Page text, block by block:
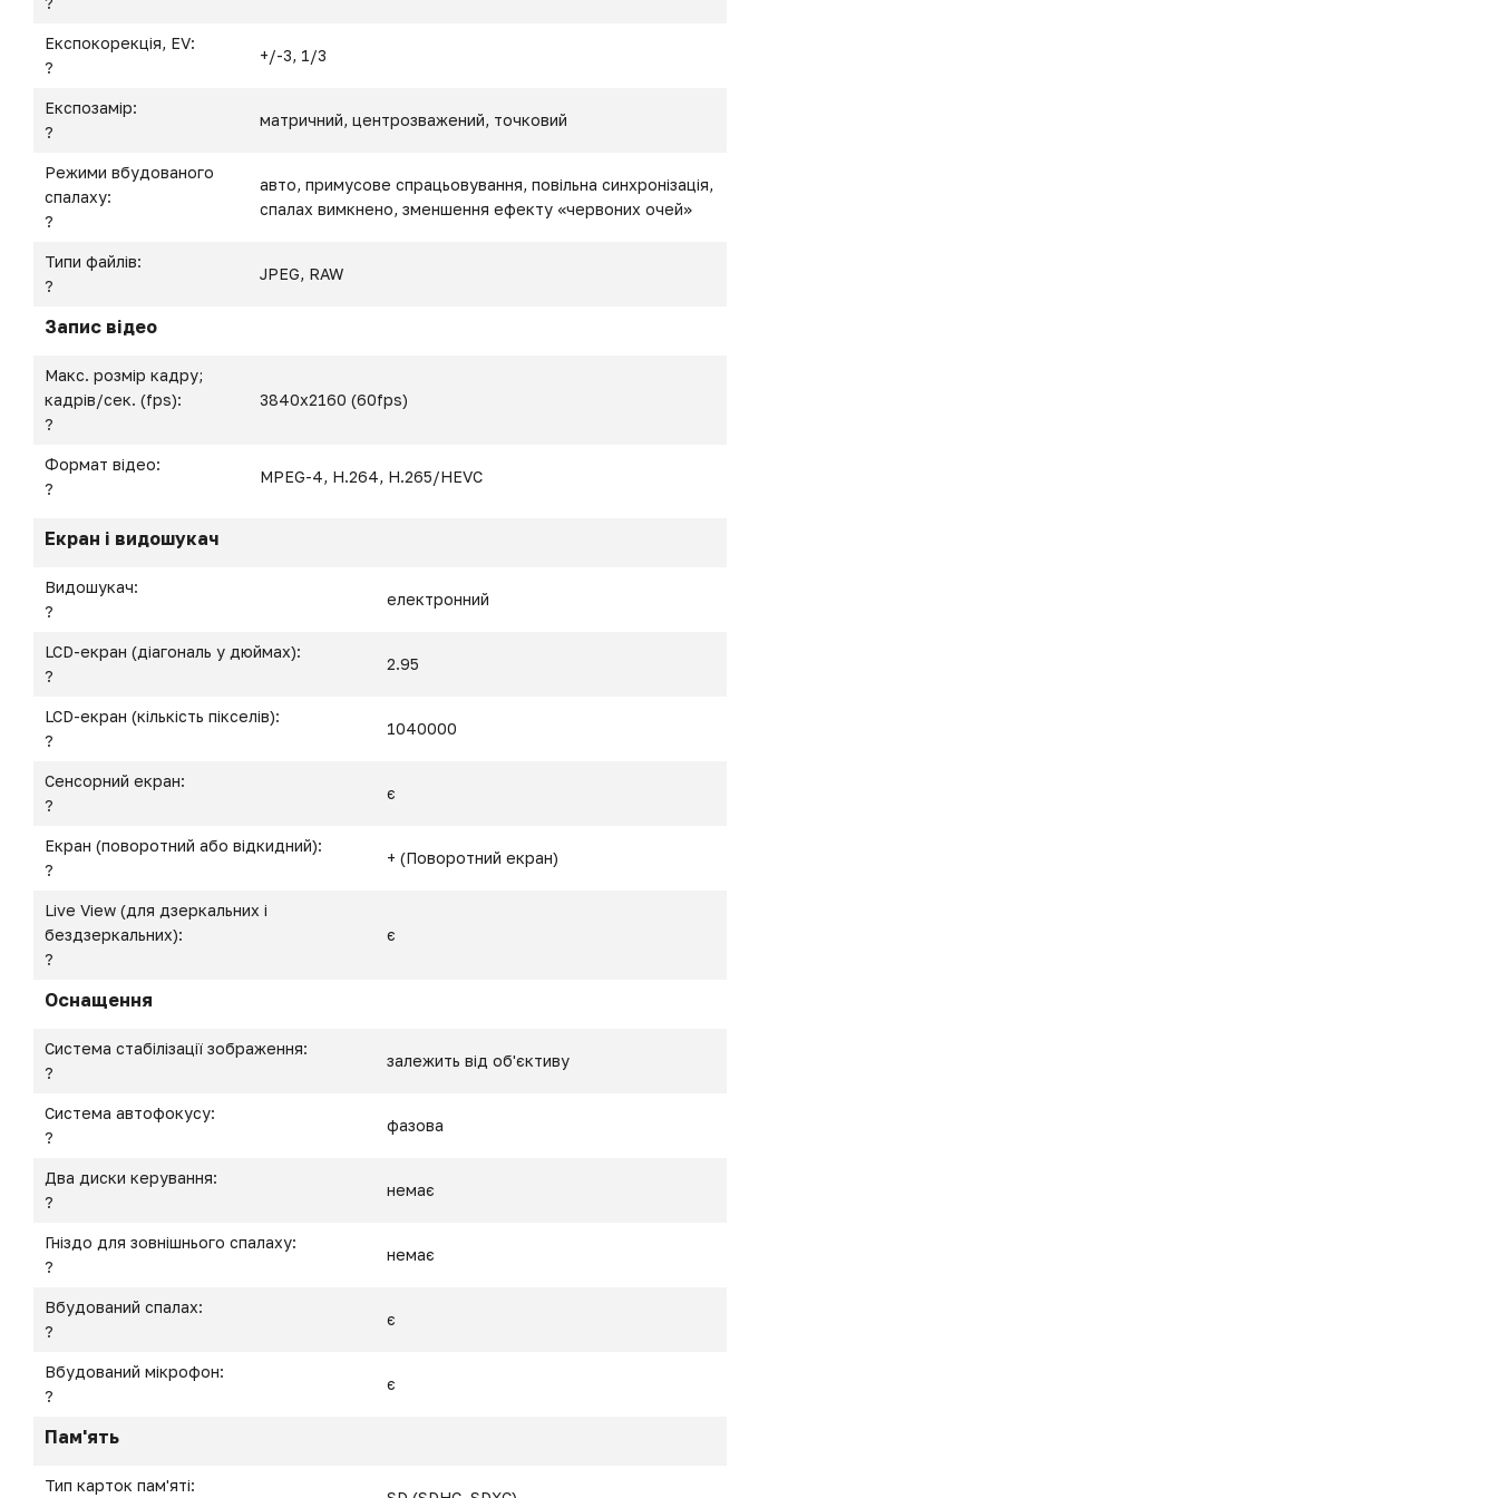
Експокорекція, EV:
?
+/-3, 1/3
Експозамір:
?
матричний, центрозважений, точковий
Режими вбудованого
спалаху:
?
авто, примусове спрацьовування, повільна синхронізація,
спалах вимкнено, зменшення ефекту «червоних очей»
Типи файлів:
?
JPEG, RAW
Запис відео
Макс. розмір кадру;
кадрів/сек. (fps):
?
3840x2160 (60fps)
Формат відео:
?
MPEG-4, H.264, H.265/HEVC
Екран і видошукач
Видошукач:
?
електронний
LCD-екран (діагональ у дюймах):
?
2.95
LCD-екран (кількість пікселів):
?
1040000
Сенсорний екран:
?
є
Екран (поворотний або відкидний):
?
+ (Поворотний екран)
Live View (для дзеркальних і
бездзеркальних):
?
є
Оснащення
Система стабілізації зображення:
?
залежить від об'єктиву
Система автофокусу:
?
фазова
Два диски керування:
?
немає
Гніздо для зовнішнього спалаху:
?
немає
Вбудований спалах:
?
є
Вбудований мікрофон:
?
є
Пам'ять
Тип карток пам'яті: